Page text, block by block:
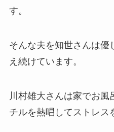
す。
そんな夫を知世さんは優
え続けています。
川村雄大さんは家でお風
チルを熱唱してストレス